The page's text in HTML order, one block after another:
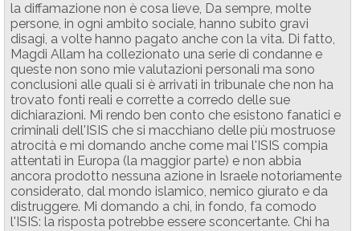
la diffamazione non è cosa lieve, Da sempre, molte
persone, in ogni ambito sociale, hanno subito gravi
disagi, a volte hanno pagato anche con la vita. Di fatto,
Magdi Allam ha collezionato una serie di condanne e
queste non sono mie valutazioni personali ma sono
conclusioni alle quali si è arrivati in tribunale che non ha
trovato fonti reali e corrette a corredo delle sue
dichiarazioni. Mi rendo ben conto che esistono fanatici e
criminali dell'ISIS che si macchiano delle più mostruose
atrocità e mi domando anche come mai l'ISIS compia
attentati in Europa (la maggior parte) e non abbia
ancora prodotto nessuna azione in Israele notoriamente
considerato, dal mondo islamico, nemico giurato e da
distruggere. Mi domando a chi, in fondo, fa comodo
l'ISIS: la risposta potrebbe essere sconcertante. Chi ha